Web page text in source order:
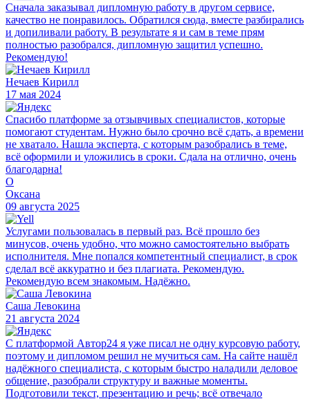
Сначала заказывал дипломную работу в другом сервисе,
качество не понравилось. Обратился сюда, вместе разбирались
и допиливали работу. В результате я и сам в теме прям
полностью разобрался, дипломную защитил успешно.
Рекомендую!
Нечаев Кирилл
17 мая 2024
Спасибо платформе за отзывчивых специалистов, которые
помогают студентам. Нужно было срочно всё сдать, а времени
не хватало. Нашла эксперта, с которым разобрались в теме,
всё оформили и уложились в сроки. Сдала на отлично, очень
благодарна!
О
Оксана
09 августа 2025
Услугами пользовалась в первый раз. Всё прошло без
минусов, очень удобно, что можно самостоятельно выбрать
исполнителя. Мне попался компетентный специалист, в срок
сделал всё аккуратно и без плагиата. Рекомендую.
Рекомендую всем знакомым. Надёжно.
Саша Левокина
21 августа 2024
С платформой Автор24 я уже писал не одну курсовую работу,
поэтому и дипломом решил не мучиться сам. На сайте нашёл
надёжного специалиста, с которым быстро наладили деловое
общение, разобрали структуру и важные моменты.
Подготовили текст, презентацию и речь; всё отвечало